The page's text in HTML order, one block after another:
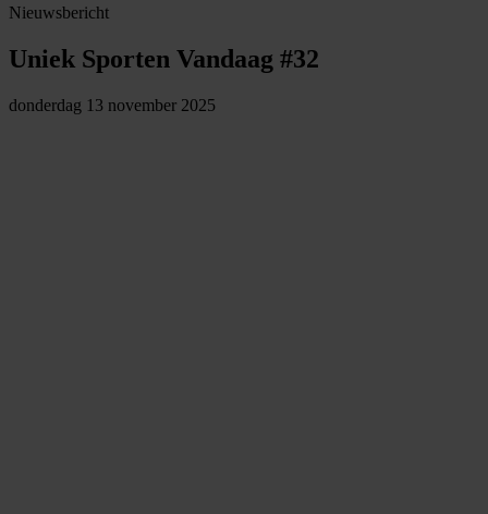
Nieuwsbericht
Uniek Sporten Vandaag #32
donderdag 13 november 2025